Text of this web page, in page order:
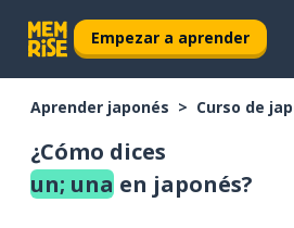
Empezar a aprender
Aprender japonés Curso de
¿Cómo dices
un; una en japonés?